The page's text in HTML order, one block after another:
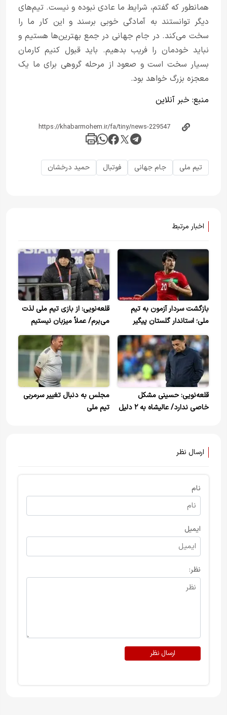
همانطور که گفتم، شرایط ما عادی نبوده و نیست. تیم‌های
دیگر توانستند به آمادگی خوبی برسند و این کار ما را
سخت می‌کند. در جام جهانی در جمع بهترین‌ها هستیم و
نباید خودمان را فریب بدهیم. باید قبول کنیم کارمان
بسیار سخت است و صعود از مرحله گروهی برای ما یک
معجزه بزرگ خواهد بود.
منبع: خبر آنلاین
تیم ملی جام جهانی فوتبال حمید درخشان
اخبار مرتبط
بازگشت سردار آزمون به تیم
ملی؛ استاندار گلستان پیگیر
است
قلعه‌نویی: از بازی تیم ملی لذت
می‌برم/ عملاً میزبان نیستیم
قلعه‌نویی: حسینی مشکل
خاصی ندارد/ عالیشاه به ۲ دلیل
مجلس به دنبال تغییر سرمربی
تیم ملی
ارسال نظر
نام
ایمیل
نظر:
ارسال نظر